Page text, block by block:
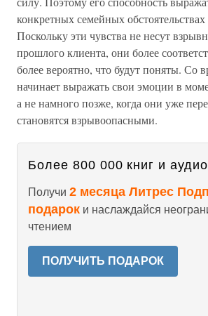
конкретных семейных
Поскольку эти чувства не несут
прошлого клиента, они более
более вероятно, что будут поняты. Со
начинает выражать свои эмоции в
а не намного позже, когда они уже
становятся взрывоопасными.
Более 800 000 книг и
Получи 2 месяца Литрес
подарок и наслаждайся
чтением
ПОЛУЧИТЬ ПОДАРОК